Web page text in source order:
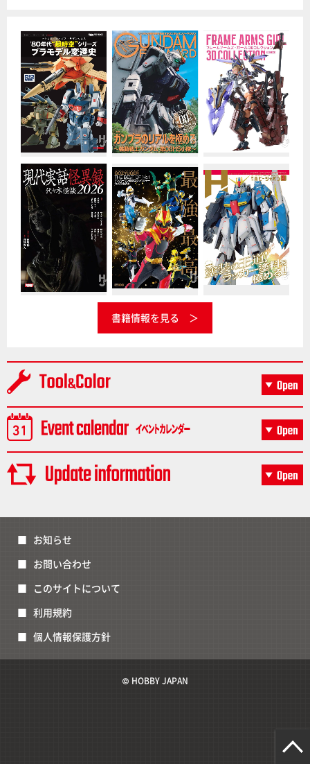
書籍情報を見る
お知らせ
お問い合わせ
このサイトについて
利用規約
個人情報保護方針
© HOBBY JAPAN